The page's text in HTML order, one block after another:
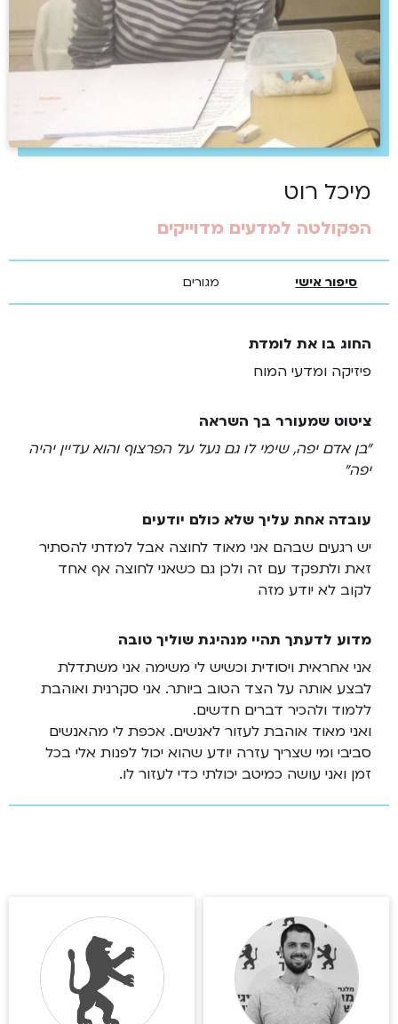
מיכל רוט
הפקולטה למדעים מדוייקים
סיפור אישי מגורים
החוג בו את לומדת
פיזיקה ומדעי המוח
ציטוט שמעורר בך השראה
"בן אדם יפה, שימי לו גם נעל על הפרצוף והוא עדיין יהיה
יפה"
עובדה אחת עליך שלא כולם יודעים
יש רגעים שבהם אני מאוד לחוצה אבל למדתי להסתיר
זאת ולתפקד עם זה ולכן גם כשאני לחוצה אף אחד
לקוב לא יודע מזה
מדוע לדעתך תהיי מנהיגת שוליך טובה
אני אחראית ויסודית וכשיש לי משימה אני משתדלת
לבצע אותה על הצד הטוב ביותר. אני סקרנית ואוהבת
ללמוד ולהכיר דברים חדשים.
ואני מאוד אוהבת לעזור לאנשים. אכפת לי מהאנשים
סביבי ומי שצריך עזרה יודע שהוא יכול לפנות אלי בכל
זמן ואני עושה כמיטב יכולתי כדי לעזור לו.